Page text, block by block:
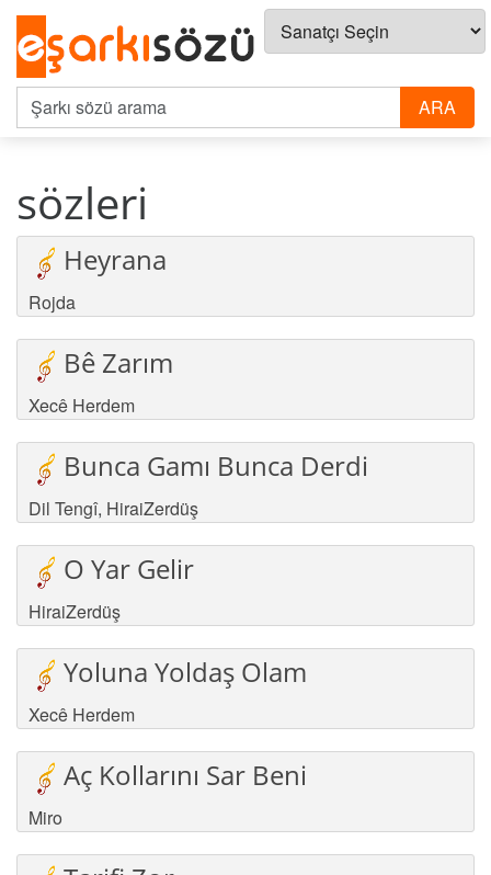
sözleri
Heyrana
Rojda
Bê Zarım
Xecê Herdem
Bunca Gamı Bunca Derdi
Dil Tengî, HiraiZerdüş
O Yar Gelir
HiraiZerdüş
Yoluna Yoldaş Olam
Xecê Herdem
Aç Kollarını Sar Beni
Miro